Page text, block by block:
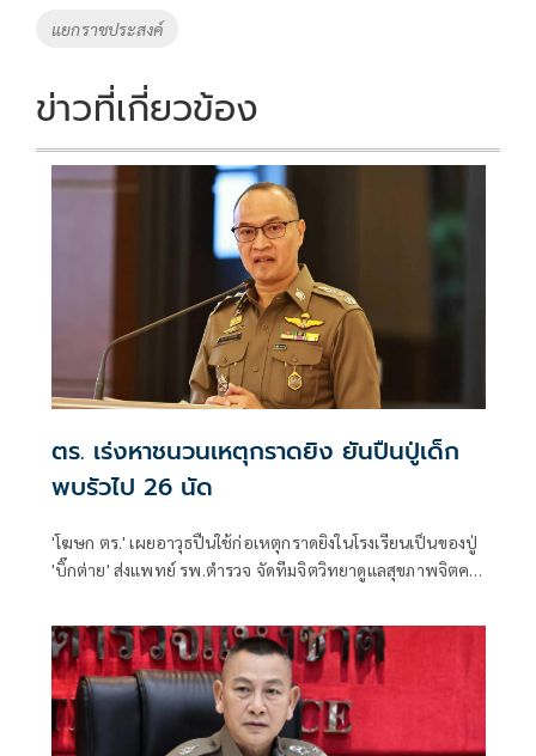
แยกราชประสงค์
ข่าวที่เกี่ยวข้อง
ตร. เร่งหาชนวนเหตุกราดยิง ยันปืนปู่เด็ก
พบรัวไป 26 นัด
'โฆษก ตร.' เผยอาวุธปืนใช้ก่อเหตุกราดยิงในโรงเรียนเป็นของปู่
'บิ๊กต่าย' ส่งแพทย์ รพ.ตำรวจ จัดทีมจิตวิทยาดูแลสุขภาพจิตครู